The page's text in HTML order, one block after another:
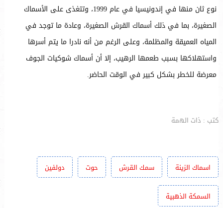
نوع ثان منها في إندونيسيا في عام 1999، وتتغذى على الأسماك
الصغيرة، بما في ذلك أسماك القرش الصغيرة، وعادة ما توجد في
المياه العميقة والمظلمة، وعلى الرغم من أنه نادرا ما يتم أسرها
واستهلاكها بسبب طعمها الرهيب، إلا أن أسماك شوكيات الجوف
معرضة للخطر بشكل كبير في الوقت الحاضر.
كتب : ذات الهمة
اسماك الزينة سمك القرش حوت دولفين
السمكة الذهبية